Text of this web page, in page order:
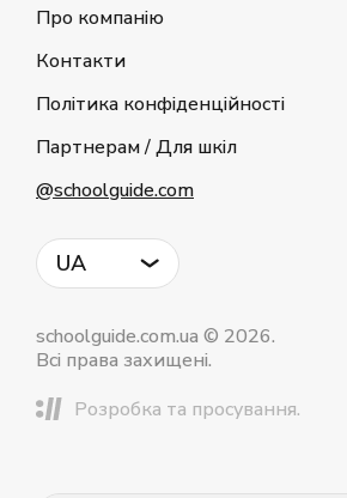
Про компанію
Контакти
Політика конфіденційності
Партнерам / Для шкіл
@schoolguide.com
UA
schoolguide.com.ua © 2026.
Всі права захищені.
Розробка та просування.